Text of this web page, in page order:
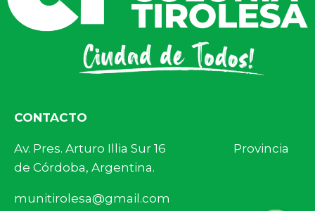
CONTACTO
Av. Pres. Arturo Illia Sur 16 Provincia
de Córdoba, Argentina.
munitirolesa@gmail.com